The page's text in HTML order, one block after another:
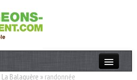
La Balaguère » randonnée